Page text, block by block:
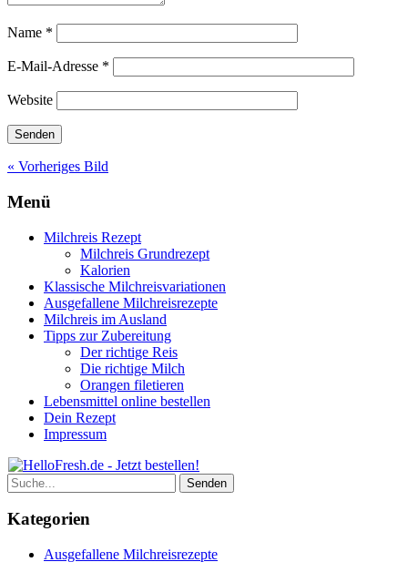
Name *
E-Mail-Adresse *
Website
« Vorheriges Bild
Menü
Milchreis Rezept
Milchreis Grundrezept
Kalorien
Klassische Milchreisvariationen
Ausgefallene Milchreisrezepte
Milchreis im Ausland
Tipps zur Zubereitung
Der richtige Reis
Die richtige Milch
Orangen filetieren
Lebensmittel online bestellen
Dein Rezept
Impressum
Kategorien
Ausgefallene Milchreisrezepte